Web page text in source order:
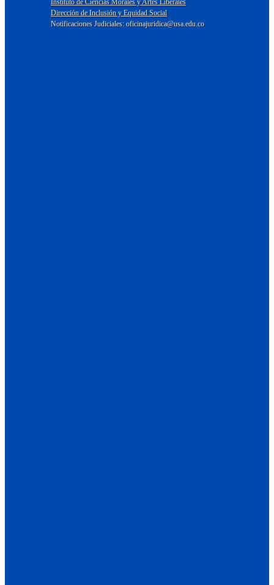
Dirección de Inclusión y Equidad Social
Notificaciones Judiciales: oficinajuridica@usa.edu.co